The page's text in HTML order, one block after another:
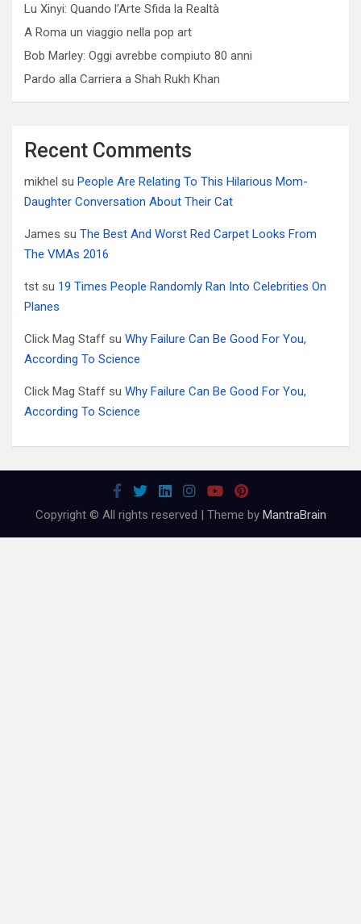
Lu Xinyi: Quando l’Arte Sfida la Realtà
A Roma un viaggio nella pop art
Bob Marley: Oggi avrebbe compiuto 80 anni
Pardo alla Carriera a Shah Rukh Khan
Recent Comments
mikhel su People Are Relating To This Hilarious Mom-
Daughter Conversation About Their Cat
James su The Best And Worst Red Carpet Looks From
The VMAs 2016
tst su 19 Times People Randomly Ran Into Celebrities On
Planes
Click Mag Staff su Why Failure Can Be Good For You,
According To Science
Click Mag Staff su Why Failure Can Be Good For You,
According To Science
Copyright © All rights reserved | Theme by MantraBrain